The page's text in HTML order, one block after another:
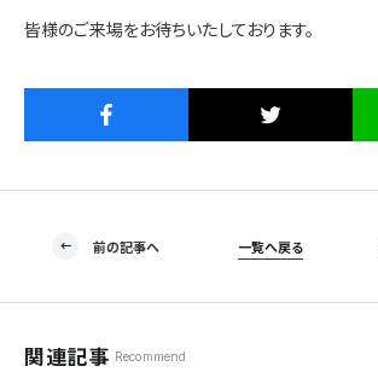
皆様のご来場をお待ちいたしております。
前の記事へ 一覧へ戻る
関連記事 Recommend
ハウスメーカーの登録数
31 55